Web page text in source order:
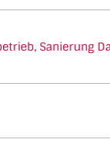
Sanierung